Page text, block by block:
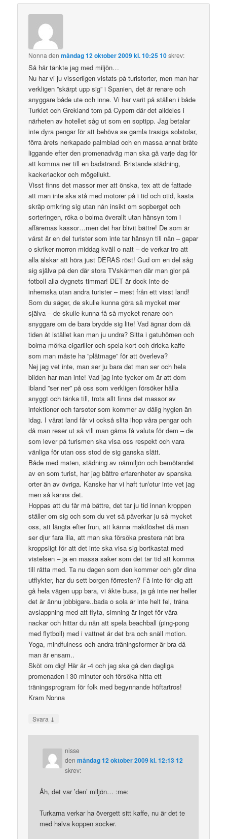
Nonna denmåndag 12 oktober 2009 kl. 10:25 10skrev:
Så här tänkte jag med miljön…
Nu har vi ju visserligen vistats på turistorter, men man har
verkligen ”skärpt upp sig” i Spanien, det är renare och
snyggare både ute och inne. Vi har varit på ställen i både
Turkiet och Grekland tom på Cypern där det alldeles i
närheten av hotellet såg ut som en soptipp. Jag betalar
inte dyra pengar för att behöva se gamla trasiga solstolar,
förra årets nerkapade palmblad och en massa annat bråte
liggande efter den promenadväg man ska gå varje dag för
att komma ner till en badstrand. Bristande städning,
kackerlackor och mögellukt.
Visst finns det massor mer att önska, tex att de fattade
att man inte ska stå med motorer på i tid och otid, kasta
skräp omkring sig utan nån insikt om sopberget och
sorteringen, röka o bolma överallt utan hänsyn tom i
affärernas kassor…men det har blivit bättre! De som är
värst är en del turister som inte tar hänsyn till nån – gapar
o skriker morron middag kväll o natt – de verkar tro att
alla älskar att höra just DERAS röst! Gud om en del såg
sig själva på den där stora TVskärmen där man glor på
fotboll alla dygnets timmar! DET är dock inte de
inhemska utan andra turister – mest från ett visst land!
Som du säger, de skulle kunna göra så mycket mer
själva – de skulle kunna få så mycket renare och
snyggare om de bara brydde sig lite! Vad ägnar dom då
tiden åt istället kan man ju undra? Sitta i gatuhörnen och
bolma mörka cigariller och spela kort och dricka kaffe
som man måste ha ”plåtmage” för att överleva?
Nej jag vet inte, man ser ju bara det man ser och hela
bilden har man inte! Vad jag inte tycker om är att dom
ibland ”ser ner” på oss som verkligen försöker hålla
snyggt och tänka till, trots allt finns det massor av
infektioner och farsoter som kommer av dålig hygien än
idag. I vårat land får vi också slita ihop våra pengar och
då man reser ut så vill man gärna få valuta för dem – de
som lever på turismen ska visa oss respekt och vara
vänliga för utan oss stod de sig ganska slätt.
Både med maten, städning av närmiljön och bemötandet
av en som turist, har jag bättre erfarenheter av spanska
orter än av övriga. Kanske har vi haft tur/otur inte vet jag
men så känns det.
Hoppas att du får må bättre, det tar ju tid innan kroppen
ställer om sig och som du vet så påverkar ju så mycket
oss, att längta efter frun, att känna maktlöshet då man
ser djur fara illa, att man ska försöka prestera nåt bra
kroppsligt för att det inte ska visa sig bortkastat med
vistelsen – ja en massa saker som det tar tid att komma
till rätta med. Ta nu dagen som den kommer och gör dina
utflykter, har du sett borgen förresten? Få inte för dig att
gå hela vägen upp bara, vi åkte buss, ja gå inte ner heller
det är ännu jobbigare..bada o sola är inte helt fel, träna
avslappning med att flyta, simning är inget för våra
nackar och hittar du nån att spela beachball (ping-pong
med flytboll) med i vattnet är det bra och snäll motion.
Yoga, mindfulness och andra träningsformer är bra då
man är ensam..
Sköt om dig! Här är -4 och jag ska gå den dagliga
promenaden i 30 minuter och försöka hitta ett
träningsprogram för folk med begynnande höftartros!
Kram Nonna
Svara ↓
nisse
denmåndag 12 oktober 2009 kl. 12:13 12
skrev:
Åh, det var ’den’ miljön… :me:
Turkarna verkar ha övergett sitt kaffe, nu är det te
med halva koppen socker.